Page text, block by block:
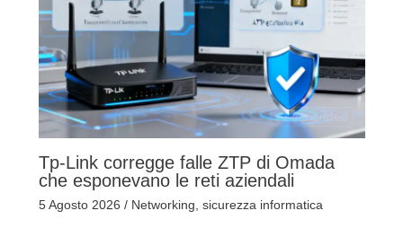
Tp-Link corregge falle ZTP di Omada
che esponevano le reti aziendali
5 Agosto 2026 / Networking sicurezza informatica